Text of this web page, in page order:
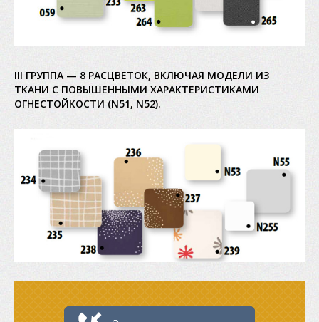
III ГРУППА — 8 РАСЦВЕТОК, ВКЛЮЧАЯ МОДЕЛИ ИЗ
ТКАНИ С ПОВЫШЕННЫМИ ХАРАКТЕРИСТИКАМИ
ОГНЕСТОЙКОСТИ (N51, N52).